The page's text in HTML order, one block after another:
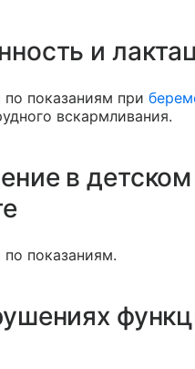
и
показаниям при
вскармливания.
в детском
показаниям.